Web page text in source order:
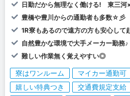
日勤だから無理なく働ける! 東三河
豊橋や豊川からの通勤者も多数☆彡
1R寮もあるので遠方の方も安心して
自然豊かな環境で大手メーカー勤務♪
難しい作業無く覚えやすい◎
寮はワンルーム マイカー通勤可
嬉しい特典つき
交通費規定支給